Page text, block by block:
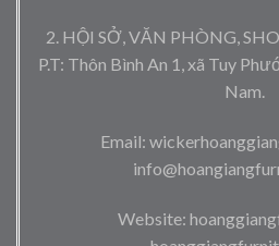
2. HỘI SỞ, VĂN PHÒNG,
P.T: Thôn Bình An 1, xã Tuy
Nam.
Email:
Website: